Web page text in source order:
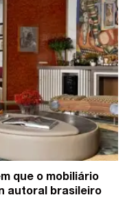
que o mobiliário
autoral brasileiro